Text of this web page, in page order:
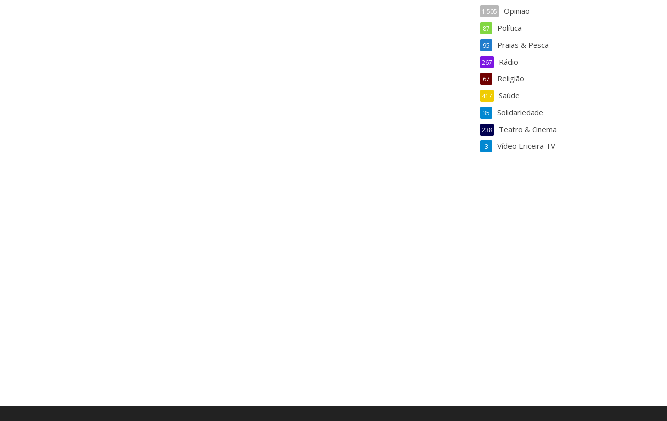
Opinião
1.505
Política
87
Praias & Pesca
95
Rádio
267
Religião
67
Saúde
417
Solidariedade
35
Teatro & Cinema
238
Vídeo Ericeira TV
3